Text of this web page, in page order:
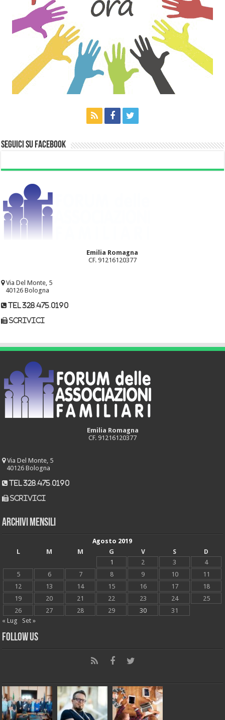
Seguici su Facebook
Emilia Romagna
CF. 91216120377
Via Del Monte, 5
40126 Bologna
tel 328.475.0190
scrivici
Emilia Romagna
CF. 91216120377
Via Del Monte, 5
40126 Bologna
tel 328.475.0190
scrivici
Archivi mensili
Agosto 2019
L
M M G V S
D
1
2 3
4
5
6 7 8 9 10
11
12
13 14 15 16 17
18
19
20 21 22 23 24
25
26
27 28 29 30
31
« Lug
Set »
Follow Us